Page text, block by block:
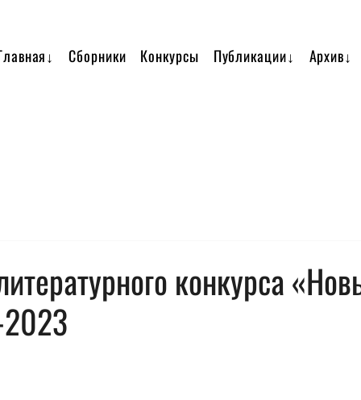
Сборники Конкурсы Публикации↓ Архив↓
конкурса